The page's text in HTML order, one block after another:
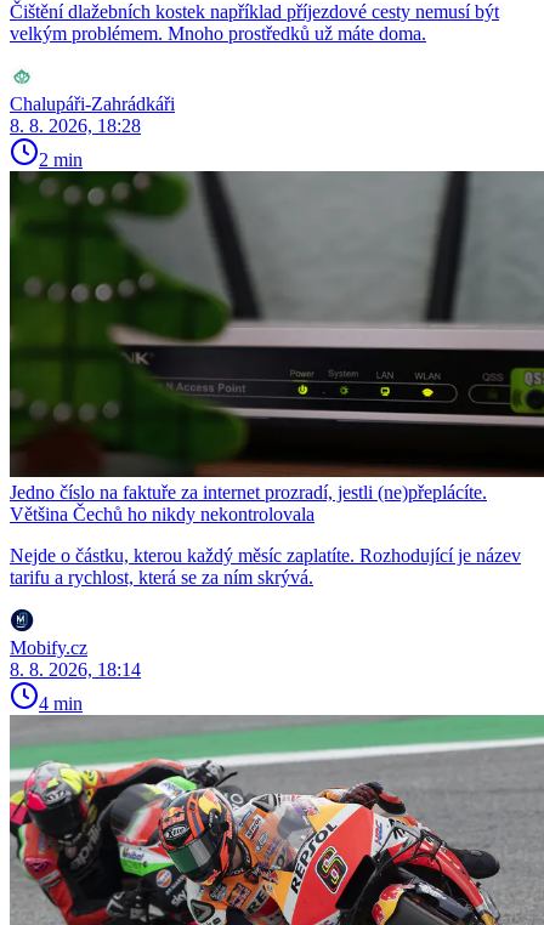
Čištění dlažebních kostek například příjezdové cesty nemusí být
velkým problémem. Mnoho prostředků už máte doma.
Chalupáři-Zahrádkáři
8. 8. 2026, 18:28
2 min
Jedno číslo na faktuře za internet prozradí, jestli (ne)přeplácíte.
Většina Čechů ho nikdy nekontrolovala
Nejde o částku, kterou každý měsíc zaplatíte. Rozhodující je název
tarifu a rychlost, která se za ním skrývá.
Mobify.cz
8. 8. 2026, 18:14
4 min